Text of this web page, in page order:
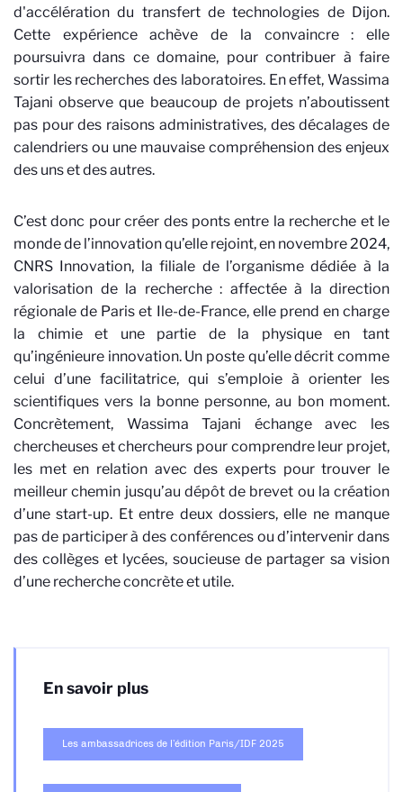
d'accélération du transfert de technologies de Dijon.
Cette expérience achève de la convaincre : elle
poursuivra dans ce domaine, pour contribuer à faire
sortir les recherches des laboratoires. En effet, Wassima
Tajani observe que beaucoup de projets n’aboutissent
pas pour des raisons administratives, des décalages de
calendriers ou une mauvaise compréhension des enjeux
des uns et des autres.
C’est donc pour créer des ponts entre la recherche et le
monde de l’innovation qu’elle rejoint, en novembre 2024,
CNRS Innovation, la filiale de l’organisme dédiée à la
valorisation de la recherche : affectée à la direction
régionale de Paris et Ile-de-France, elle prend en charge
la chimie et une partie de la physique en tant
qu’ingénieure innovation. Un poste qu’elle décrit comme
celui d’une facilitatrice, qui s’emploie à orienter les
scientifiques vers la bonne personne, au bon moment.
Concrètement, Wassima Tajani échange avec les
chercheuses et chercheurs pour comprendre leur projet,
les met en relation avec des experts pour trouver le
meilleur chemin jusqu’au dépôt de brevet ou la création
d’une start-up. Et entre deux dossiers, elle ne manque
pas de participer à des conférences ou d’intervenir dans
des collèges et lycées, soucieuse de partager sa vision
d’une recherche concrète et utile.
En savoir plus
Les ambassadrices de l’édition Paris/IDF 2025